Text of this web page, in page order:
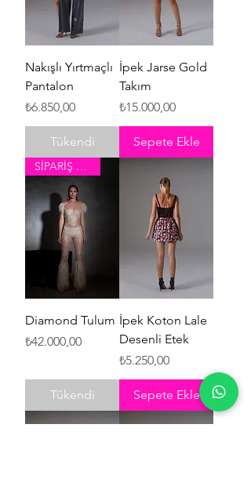
Nakışlı Yırtmaçlı
Pantalon
Fiyat
₺6.850,00
Tükendi
İpek Jarse Gold
Takım
Fiyat
₺15.000,00
Sepete Ekle
SİPARİŞ VER
Diamond Tulum
Fiyat
₺42.000,00
Tükendi
İpek Koton Lale
Desenli Etek
Fiyat
₺5.250,00
Sepete Ekle